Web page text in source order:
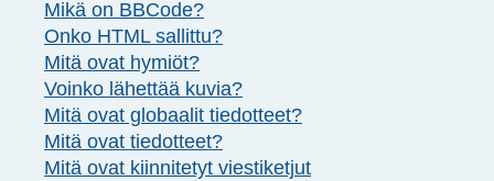
Mikä on BBCode?
Onko HTML sallittu?
Mitä ovat hymiöt?
Voinko lähettää kuvia?
Mitä ovat globaalit tiedotteet?
Mitä ovat tiedotteet?
Mitä ovat kiinnitetyt viestiketjut